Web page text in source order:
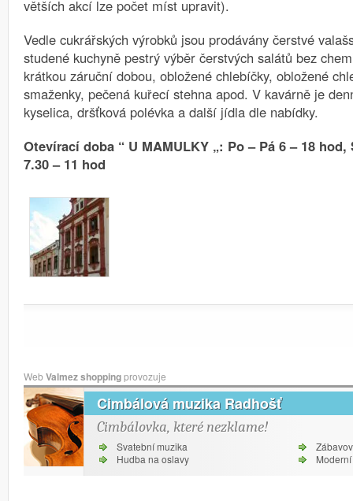
větších akcí lze počet míst upravit).
Vedle cukrářských výrobků jsou prodávány čerstvé
studené kuchyně pestrý výběr čerstvých salátů bez
krátkou záruční dobou, obložené chlebíčky, obložené
smaženky, pečená kuřecí stehna apod. V kavárně je
kyselica, dršťková polévka a další jídla dle nabídky.
Otevírací doba “ U MAMULKY „: Po – Pá 6 – 18 hod,
7.30 – 11 hod
WebValmez shoppingprovozuje
Cimbálová muzika Radhošť
Cimbálovka, které nezklame!
Svatební muzika
Hudba na oslavy